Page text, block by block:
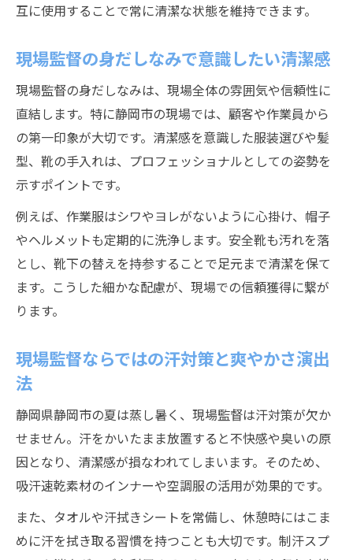
互に使用することで常に清潔な状態を維持できます。
現場監督の身だしなみで意識したい清潔感
現場監督の身だしなみは、現場全体の雰囲気や信頼性に
直結します。特に静岡市の現場では、顧客や作業員から
の第一印象が大切です。清潔感を意識した服装選びや髪
型、靴の手入れは、プロフェッショナルとしての姿勢を
示すポイントです。
例えば、作業服はシワやヨレがないように心掛け、帽子
やヘルメットも定期的に洗浄します。安全靴も汚れを落
とし、靴下の替えを持参することで足元まで清潔を保て
ます。こうした細かな配慮が、現場での信頼獲得に繋が
ります。
現場監督ならではの汗対策と爽やかさ演出
法
静岡県静岡市の夏は蒸し暑く、現場監督は汗対策が欠か
せません。汗をかいたまま放置すると不快感や臭いの原
因となり、清潔感が損なわれてしまいます。そのため、
吸汗速乾素材のインナーや空調服の活用が効果的です。
また、タオルや汗拭きシートを常備し、休憩時にはこま
めに汗を拭き取る習慣を持つことも大切です。制汗スプ